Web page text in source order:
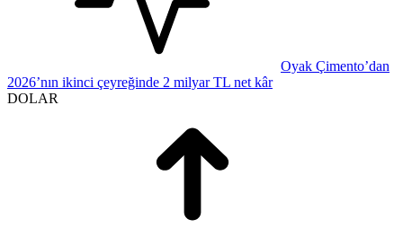
Oyak Çimento’dan
2026’nın ikinci çeyreğinde 2 milyar TL net kâr
DOLAR